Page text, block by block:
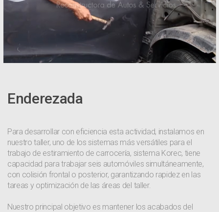
Enderezada
Para desarrollar con eficiencia esta actividad, instalamos en
nuestro taller, uno de los sistemas más versátiles para el
trabajo de estiramiento de carrocería, sistema Korec, tiene
capacidad para trabajar seis automóviles simultáneamente,
con colisión frontal o posterior, garantizando rapidez en las
tareas y optimización de las áreas del taller.
Nuestro principal objetivo es mantener los acabados del